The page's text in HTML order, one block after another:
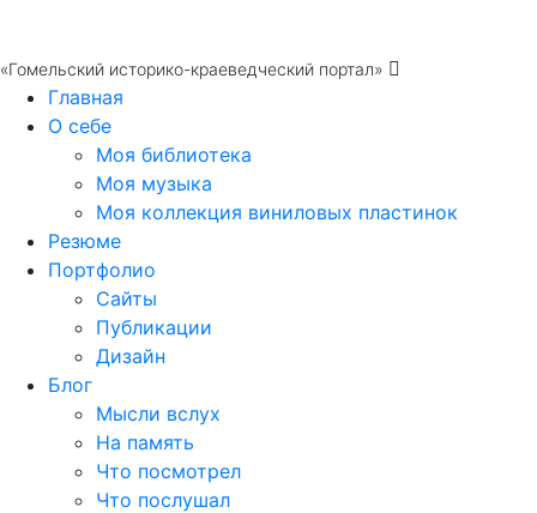
«Гомельский историко-краеведческий портал»
Главная
О себе
Моя библиотека
Моя музыка
Моя коллекция виниловых пластинок
Резюме
Портфолио
Сайты
Публикации
Дизайн
Блог
Мысли вслух
На память
Что посмотрел
Что послушал